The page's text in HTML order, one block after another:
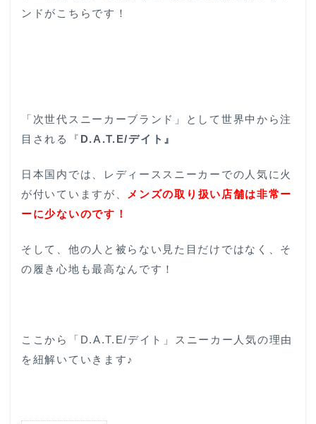
ンドがこちらです！
「次世代スニーカーブランド」として世界中から注
目される『 D.A.T.E/デイト』
日本国内では、レディーススニーカーでの人気に火
が付いていますが、
メンズの取り扱い店舗は非常ー
ーに少ないのです！
そして、他の人と被らない見た目だけではなく、そ
の履き心地も最高なんです！
ここから「D.A.T.E/デイト」スニーカー人気の理由
を紐解いていきます♪